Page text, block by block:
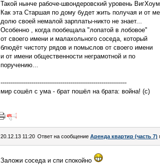
Такой нынче рабоче-швондеровский уровень
Как эта Старшая по дому будет жить получая и от
долю своей немалой зарплаты-никто не знает...
Особенно , когда пообещала "лопатой в лобовое"
от своего имени и малахольного соседа, который
блюдёт чистоту рядов и помыслов от своего имени
и от имени общественности неграмотной и по
поручению...
-----------------------------------------------------------------
мир сошёл с ума - брат пошёл на брата: война! (с)
20.12.13 11:20 Ответ на сообщение Аренда квартир (часть 7)
Заложи соседа и спи спокойно